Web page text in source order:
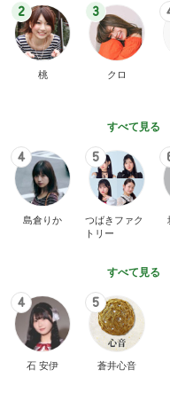
2
桃
3
クロ
すべて見る
4
島倉りか
5
つばきファク
トリー
すべて見る
4
石 安伊
5
蒼井心音